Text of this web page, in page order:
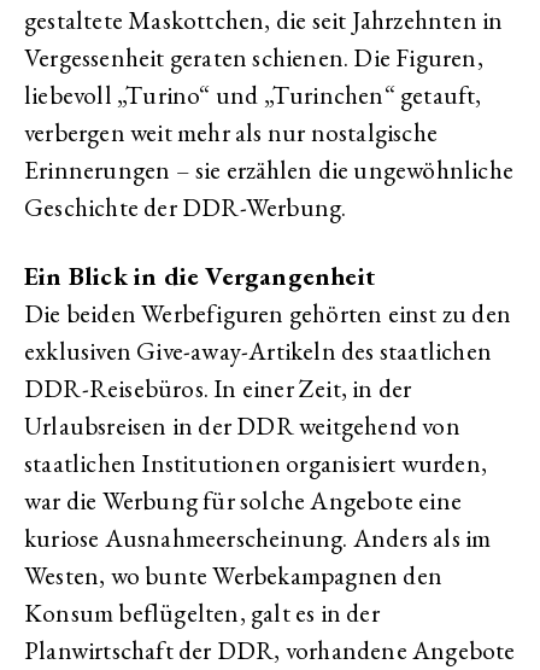
gestaltete Maskottchen, die seit Jahrzehnten in
Vergessenheit geraten schienen. Die Figuren,
liebevoll „Turino“ und „Turinchen“ getauft,
verbergen weit mehr als nur nostalgische
Erinnerungen – sie erzählen die ungewöhnliche
Geschichte der DDR-Werbung.
Ein Blick in die Vergangenheit
Die beiden Werbefiguren gehörten einst zu den
exklusiven Give-away-Artikeln des staatlichen
DDR-Reisebüros. In einer Zeit, in der
Urlaubsreisen in der DDR weitgehend von
staatlichen Institutionen organisiert wurden,
war die Werbung für solche Angebote eine
kuriose Ausnahmeerscheinung. Anders als im
Westen, wo bunte Werbekampagnen den
Konsum beflügelten, galt es in der
Planwirtschaft der DDR, vorhandene Angebote